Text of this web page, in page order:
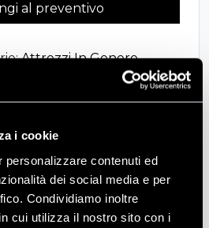
i cookie
personalizzare contenuti ed
dei social media e per
Condividiamo inoltre
cui utilizza il nostro sito con i
al preventivo
Attrezzi In Genere,
mm 41 X 3/4″